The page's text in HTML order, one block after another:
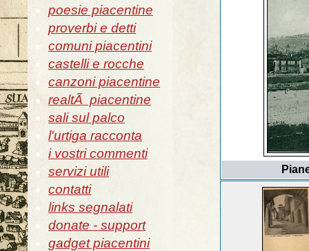
poesie piacentine
proverbi e detti
comuni piacentini
castelli e rocche
canzoni piacentine
realtÃ piacentine
sali sul palco
l'urtiga racconta
i vostri commenti
servizi utili
contatti
links segnalati
donate - support
gadget piacentini